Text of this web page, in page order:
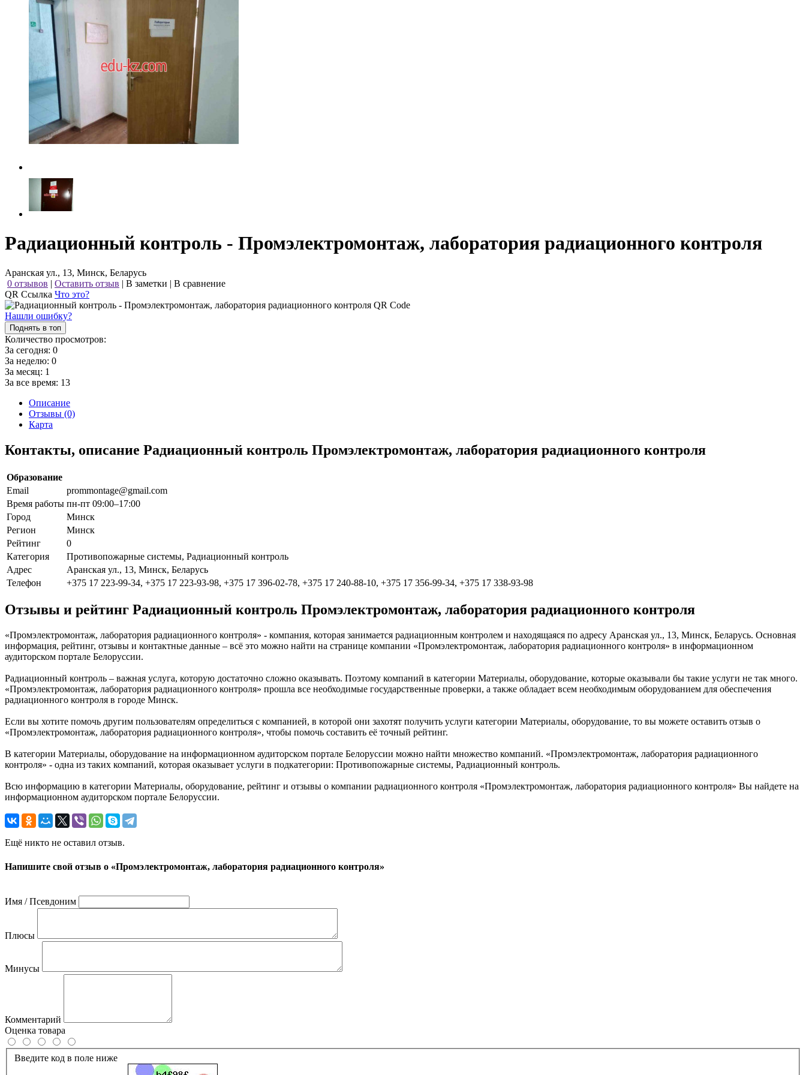
Радиационный контроль - Промэлектромонтаж, лаборатория радиационного контроля
Аранская ул., 13, Минск, Беларусь
0 отзывов | Оставить отзыв | В заметки | В сравнение
QR Ссылка Что это?
Нашли ошибку?
Поднять в топ
Количество просмотров:
За сегодня: 0
За неделю: 0
За месяц: 1
За все время: 13
Описание
Отзывы (0)
Карта
Контакты, описание Радиационный контроль Промэлектромонтаж, лаборатория радиационного контроля
Образование
Email
prommontage@gmail.com
Время работы пн-пт 09:00–17:00
Город
Минск
Регион
Минск
Рейтинг
0
Категория
Противопожарные системы, Радиационный контроль
Адрес
Аранская ул., 13, Минск, Беларусь
Телефон
+375 17 223-99-34, +375 17 223-93-98, +375 17 396-02-78, +375 17 240-88-10, +375 17 356-99-34, +375 17 338-93-98
Отзывы и рейтинг Радиационный контроль Промэлектромонтаж, лаборатория радиационного контроля
«Промэлектромонтаж, лаборатория радиационного контроля» - компания, которая занимается радиационным контролем и находящаяся по адресу Аранская ул., 13, Минск, Беларусь. Основная
информация, рейтинг, отзывы и контактные данные – всё это можно найти на странице компании «Промэлектромонтаж, лаборатория радиационного контроля» в информационном
аудиторском портале Белоруссии.
Радиационный контроль – важная услуга, которую достаточно сложно оказывать. Поэтому компаний в категории Материалы, оборудование, которые оказывали бы такие услуги не так много.
«Промэлектромонтаж, лаборатория радиационного контроля» прошла все необходимые государственные проверки, а также обладает всем необходимым оборудованием для обеспечения
радиационного контроля в городе Минск.
Если вы хотите помочь другим пользователям определиться с компанией, в которой они захотят получить услуги категории Материалы, оборудование, то вы можете оставить отзыв о
«Промэлектромонтаж, лаборатория радиационного контроля», чтобы помочь составить её точный рейтинг.
В категории Материалы, оборудование на информационном аудиторском портале Белоруссии можно найти множество компаний. «Промэлектромонтаж, лаборатория радиационного
контроля» - одна из таких компаний, которая оказывает услуги в подкатегории: Противопожарные системы, Радиационный контроль.
Всю информацию в категории Материалы, оборудование, рейтинг и отзывы о компании радиационного контроля «Промэлектромонтаж, лаборатория радиационного контроля» Вы найдете на
информационном аудиторском портале Белоруссии.
Ещё никто не оставил отзыв.
Напишите свой отзыв о «Промэлектромонтаж, лаборатория радиационного контроля»
Имя / Псевдоним
Плюсы
Минусы
Комментарий
Оценка товара
Введите код в поле ниже